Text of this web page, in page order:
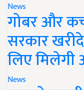
News
गोबर और
सरकार
लिए मिलेगी
News